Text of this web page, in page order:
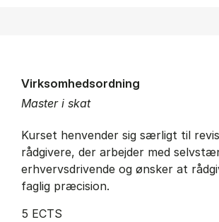
Master i skat
Virksomhedsordning
Kurset henvender sig særligt til
rådgivere, der arbejder med
erhvervsdrivende og ønsker at
faglig præcision.
5 ECTS